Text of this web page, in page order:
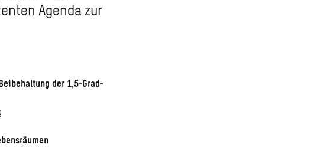
Agenda zur
der 1,5-Grad-